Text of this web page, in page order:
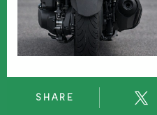
装備・アクセサリー
盗難・防犯対策
バイク屋・購入
SHARE